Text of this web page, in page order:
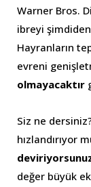
Warner Bros.
ibreyi
Hayranların
evreni
olmayacaktır
Siz ne
hızlandırıyor
değer büyük